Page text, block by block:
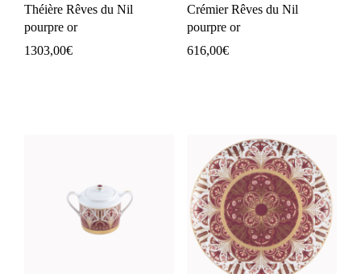
Théière Rêves du Nil
pourpre or
1303,00€
Crémier Rêves du Nil
pourpre or
616,00€